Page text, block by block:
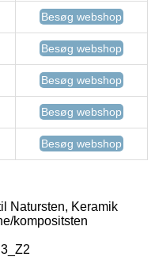
Besøg webshop
Besøg webshop
Besøg webshop
Besøg webshop
Besøg webshop
Natursten, Keramik
kompositsten